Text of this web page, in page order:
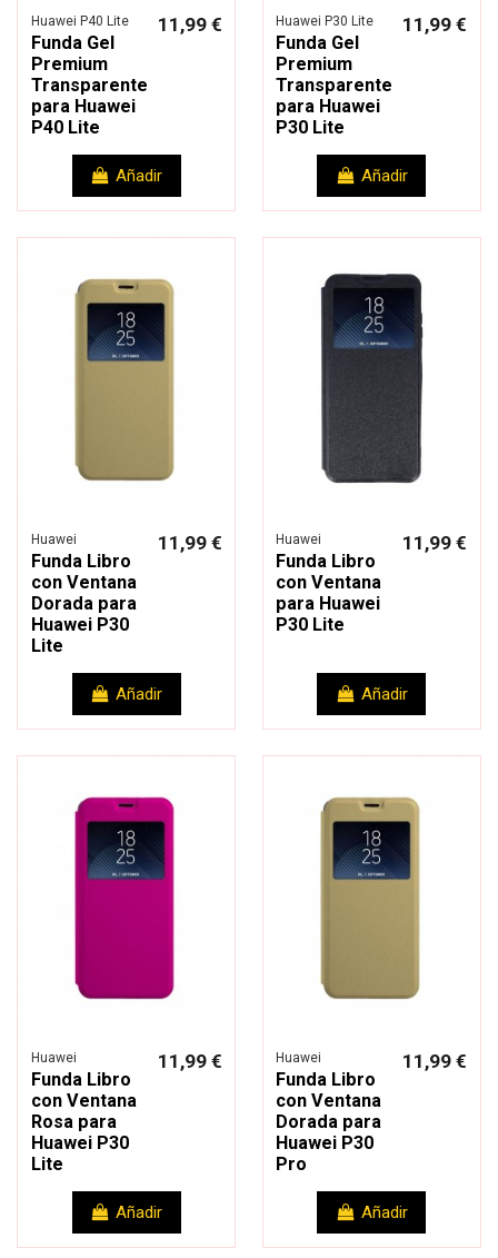
Huawei P40 Lite
Funda Gel
Premium
Transparente
para Huawei
P40 Lite
11,99 €
Añadir
Huawei P30 Lite
Funda Gel
Premium
Transparente
para Huawei
P30 Lite
11,99 €
Añadir
Huawei
Funda Libro
con Ventana
Dorada para
Huawei P30
Lite
11,99 €
Añadir
Huawei
Funda Libro
con Ventana
para Huawei
P30 Lite
11,99 €
Añadir
Huawei
Funda Libro
con Ventana
Rosa para
Huawei P30
Lite
11,99 €
Añadir
Huawei
Funda Libro
con Ventana
Dorada para
Huawei P30
Pro
11,99 €
Añadir